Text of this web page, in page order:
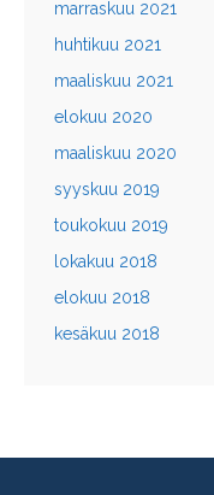
marraskuu 2021
huhtikuu 2021
maaliskuu 2021
elokuu 2020
maaliskuu 2020
syyskuu 2019
toukokuu 2019
lokakuu 2018
elokuu 2018
kesäkuu 2018